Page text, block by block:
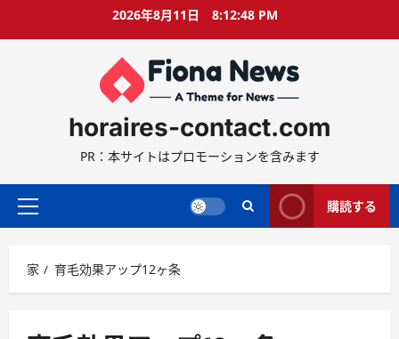
2026年8月11日 8:12:48 PM
horaires-contact.com
PR：本サイトはプロモーションを含みます
プ
マ
リ
購読する
家 育毛効果アップ12ヶ条